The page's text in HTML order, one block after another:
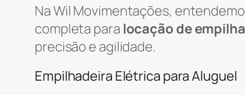
Na Wil Movimentações,
completa para locação de
precisão e agilidade.
Empilhadeira Elétrica para Aluguel